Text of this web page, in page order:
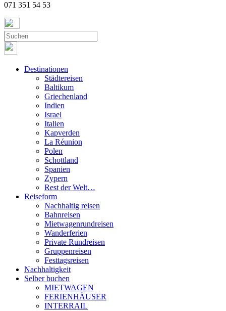
071 351 54 53
Destinationen
Städtereisen
Baltikum
Griechenland
Indien
Israel
Italien
Kapverden
La Réunion
Polen
Schottland
Spanien
Zypern
Rest der Welt…
Reiseform
Nachhaltig reisen
Bahnreisen
Mietwagenrundreisen
Wanderferien
Private Rundreisen
Gruppenreisen
Festtagsreisen
Nachhaltigkeit
Selber buchen
MIETWAGEN
FERIENHÄUSER
INTERRAIL